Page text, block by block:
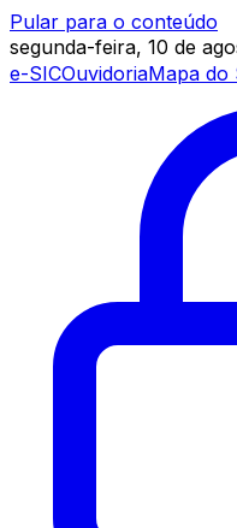
Pular para o conteúdo
segunda-feira, 10 de
e-SICOuvidoriaMapa do